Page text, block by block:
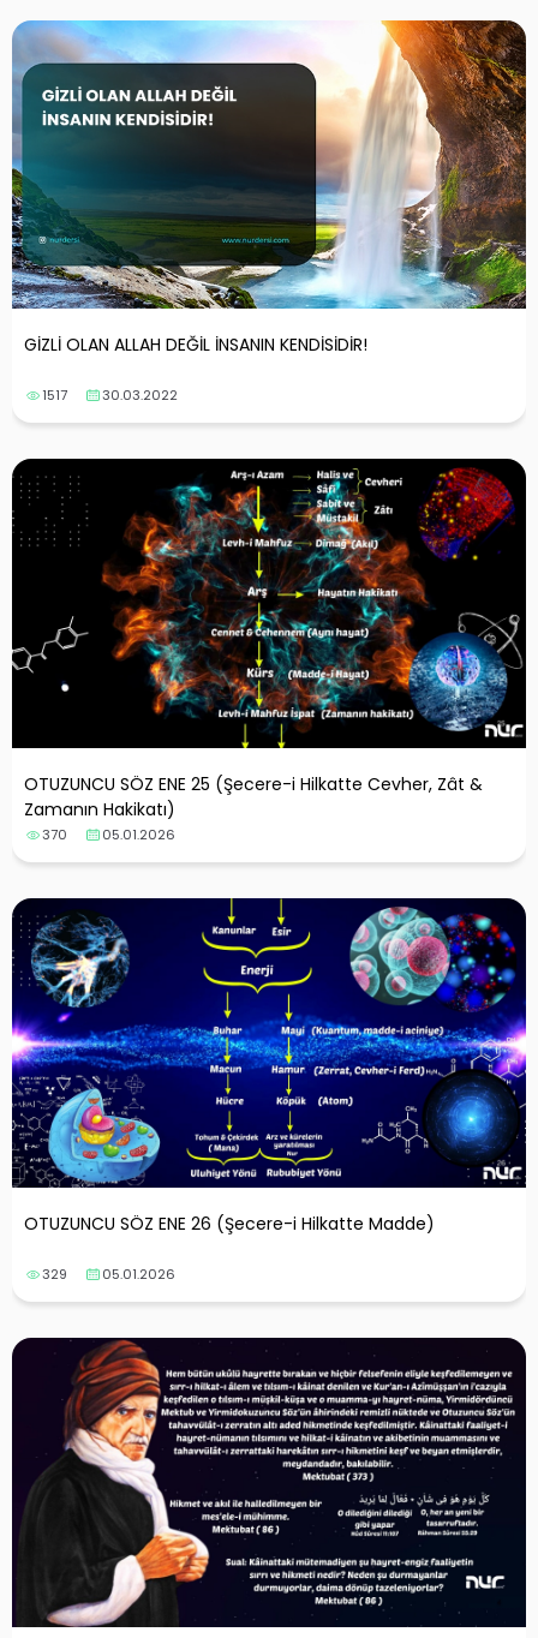
GİZLİ OLAN ALLAH DEĞİL İNSANIN KENDİSİDİR!
1517 30.03.2022
OTUZUNCU SÖZ ENE 25 (Şecere-i Hilkatte Cevher, Zât &
Zamanın Hakikatı)
370 05.01.2026
OTUZUNCU SÖZ ENE 26 (Şecere-i Hilkatte Madde)
329 05.01.2026